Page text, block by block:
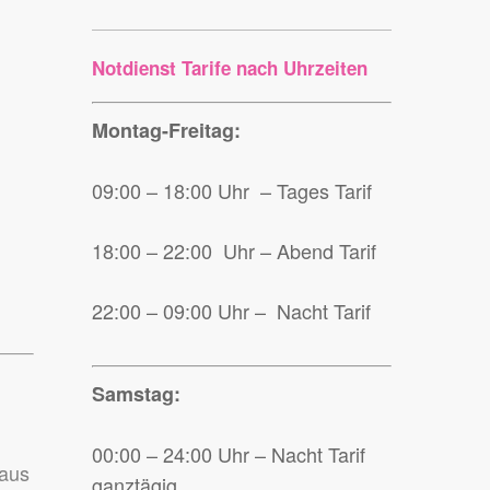
Notdienst Tarife nach Uhrzeiten
Montag-Freitag:
09:00 – 18:00 Uhr – Tages Tarif
18:00 – 22:00 Uhr – Abend Tarif
22:00 – 09:00 Uhr – Nacht Tarif
Samstag:
00:00 – 24:00 Uhr – Nacht Tarif